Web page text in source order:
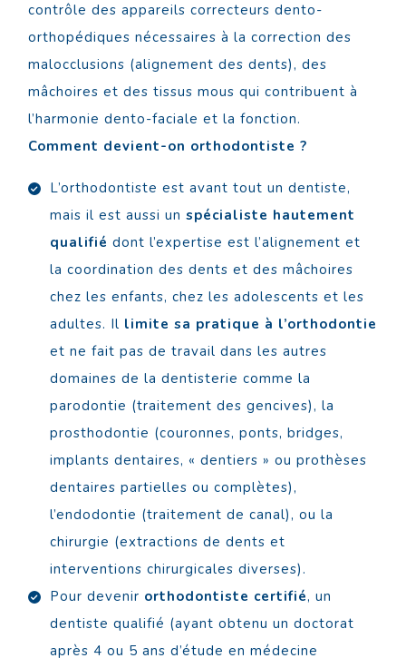
contrôle des appareils correcteurs dento-
orthopédiques nécessaires à la correction des
malocclusions (alignement des dents), des
mâchoires et des tissus mous qui contribuent à
l’harmonie dento-faciale et la fonction.
Comment devient-on orthodontiste ?
L’orthodontiste est avant tout un dentiste,
mais il est aussi unspécialiste hautement
qualifié dont l’expertise est l’alignement et
la coordination des dents et des mâchoires
chez les enfants, chez les adolescents et les
adultes. Il limite sa pratique à l’orthodontie
et ne fait pas de travail dans les autres
domaines de la dentisterie comme la
parodontie (traitement des gencives), la
prosthodontie (couronnes, ponts, bridges,
implants dentaires, « dentiers » ou prothèses
dentaires partielles ou complètes),
l’endodontie (traitement de canal), ou la
chirurgie (extractions de dents et
interventions chirurgicales diverses).
Pour devenir orthodontiste certifié, un
dentiste qualifié (ayant obtenu un doctorat
après 4 ou 5 ans d’étude en médecine